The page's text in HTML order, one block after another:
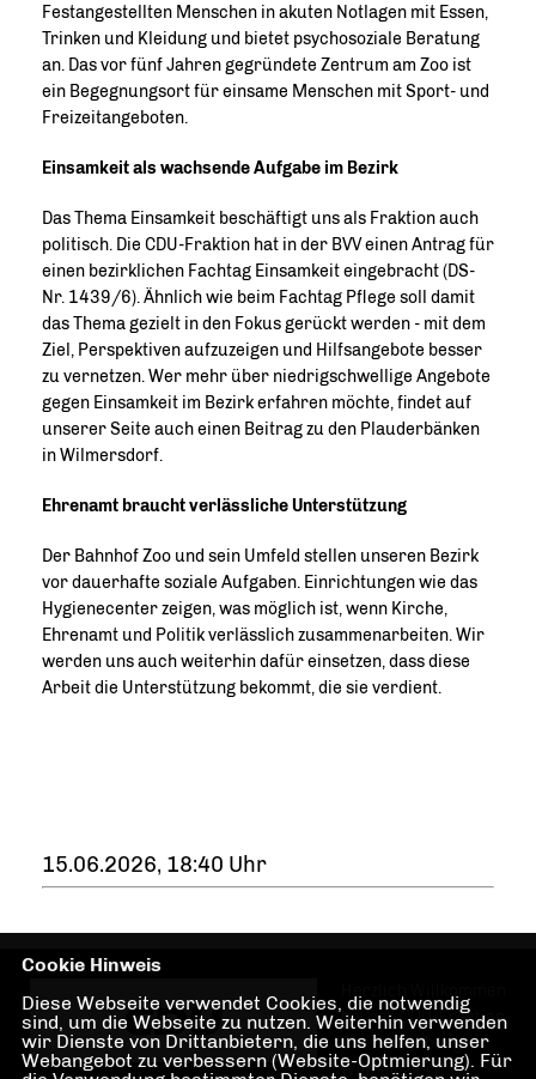
Festangestellten Menschen in akuten Notlagen mit Essen,
Trinken und Kleidung und bietet psychosoziale Beratung
an. Das vor fünf Jahren gegründete Zentrum am Zoo ist
ein Begegnungsort für einsame Menschen mit Sport- und
Freizeitangeboten.
Einsamkeit als wachsende Aufgabe im Bezirk
Das Thema Einsamkeit beschäftigt uns als Fraktion auch
politisch. Die CDU-Fraktion hat in der BVV einen Antrag für
einen bezirklichen Fachtag Einsamkeit eingebracht (DS-
Nr. 1439/6). Ähnlich wie beim Fachtag Pflege soll damit
das Thema gezielt in den Fokus gerückt werden - mit dem
Ziel, Perspektiven aufzuzeigen und Hilfsangebote besser
zu vernetzen. Wer mehr über niedrigschwellige Angebote
gegen Einsamkeit im Bezirk erfahren möchte, findet auf
unserer Seite auch einen Beitrag zu den Plauderbänken
in Wilmersdorf.
Ehrenamt braucht verlässliche Unterstützung
Der Bahnhof Zoo und sein Umfeld stellen unseren Bezirk
vor dauerhafte soziale Aufgaben. Einrichtungen wie das
Hygienecenter zeigen, was möglich ist, wenn Kirche,
Ehrenamt und Politik verlässlich zusammenarbeiten. Wir
werden uns auch weiterhin dafür einsetzen, dass diese
Arbeit die Unterstützung bekommt, die sie verdient.
15.06.2026, 18:40 Uhr
bei der CDU-Fraktion
Charlottenburg-
Wilmersdorf!
Cookie Hinweis
Diese Webseite verwendet Cookies, die notwendig
sind, um die Webseite zu nutzen. Weiterhin verwenden
wir Dienste von Drittanbietern, die uns helfen, unser
Webangebot zu verbessern (Website-Optmierung). Für